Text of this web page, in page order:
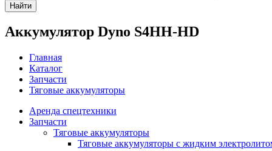
Найти
Аккумулятор Dyno S4HH-HD
Главная
Каталог
Запчасти
Тяговые аккумуляторы
Аренда спецтехники
Запчасти
Тяговые аккумуляторы
Тяговые аккумуляторы с жидким